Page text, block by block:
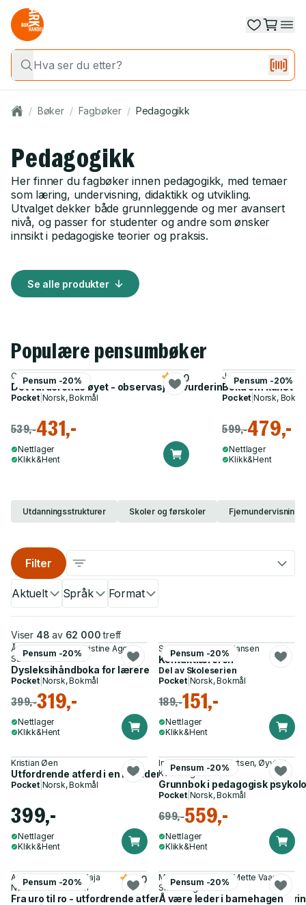
/ Bøker / Fagbøker / Pedagogikk
Pedagogikk
Her finner du fagbøker innen pedagogikk, med temaer
som læring, undervisning, didaktikk og utvikling.
Utvalget dekker både grunnleggende og mer avansert
nivå, og passer for studenter og andre som ønsker
innsikt i pedagogiske teorier og praksis.
Se alle produkter
Populære pensumbøker
Pensum -20%
Cato R.P. Bjørndal
Det vurderende øyet - observasjon, vurdering og utvikling i
5.0
Pocket| Norsk, Bokmål
539,-431,-
Nettlager
Klikk&Hent
Pensum -20%
Jørgen Moe, Mari-
Boka om kunst
Pocket Norsk,
599,-479,-
Nettlager
Klikk&Hent
Utdanningsstrukturer Skoler og førskoler Fjernundervisning
Aktuelt Språk Format
Filter
Viser 48 av 62 000 treff
Pensum -20%
Åsne Midtbø Aas, Kristine Agøy
Sand
Dysleksihåndboka for lærere
Pocket| Norsk, Bokmål
399,-319,-
Nettlager
Klikk&Hent
Pensum -20%
Sverre Julsrud Kristiansen
Kontaktlæreren
Del av Skoleserien
Pocket| Norsk, Bokmål
189,-151,-
Nettlager
Klikk&Hent
Kristian Øen
Utfordrende atferd i en inkluderende skole
Pocket| Norsk, Bokmål
399,-
Nettlager
Klikk&Hent
Pensum -20%
Ingunn Dahler Hybertsen, Øyvind
Kvello og 1 annen
Grunnbok i pedagogisk
Pocket| Norsk, Bokmål
699,-559,-
Nettlager
Klikk&Hent
Pensum -20%
Ann-Karin Bakken, Kaja
Næss Johannessen
Fra uro til ro - utfordrende atferd og barns muligheter for
5.0 Pensum -20%
Magritt Lundestad, Mette Vaagan
Slåtten og 2 andre
Å være leder i barnehagen